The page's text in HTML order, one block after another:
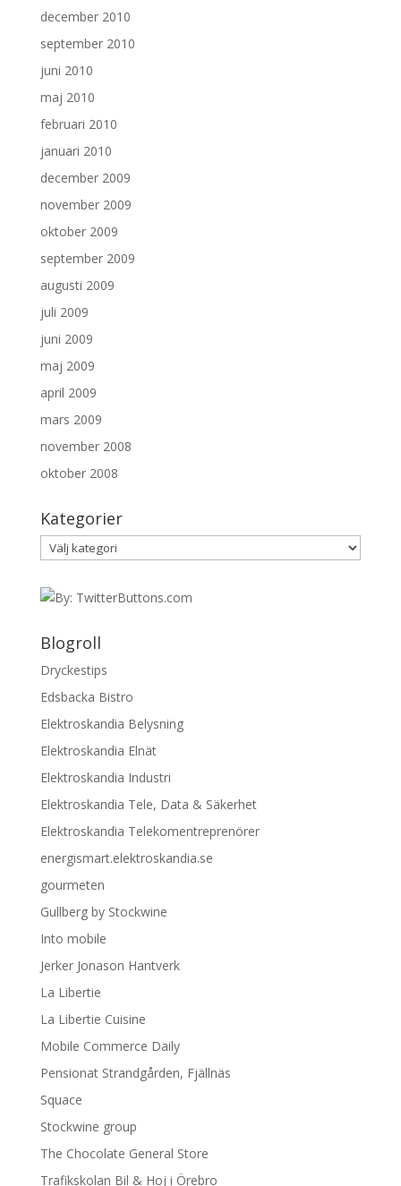
december 2010
september 2010
juni 2010
maj 2010
februari 2010
januari 2010
december 2009
november 2009
oktober 2009
september 2009
augusti 2009
juli 2009
juni 2009
maj 2009
april 2009
mars 2009
november 2008
oktober 2008
Kategorier
Kategorier
Blogroll
Dryckestips
Edsbacka Bistro
Elektroskandia Belysning
Elektroskandia Elnät
Elektroskandia Industri
Elektroskandia Tele, Data & Säkerhet
Elektroskandia Telekomentreprenörer
energismart.elektroskandia.se
gourmeten
Gullberg by Stockwine
Into mobile
Jerker Jonason Hantverk
La Libertie
La Libertie Cuisine
Mobile Commerce Daily
Pensionat Strandgården, Fjällnäs
Squace
Stockwine group
The Chocolate General Store
Trafikskolan Bil & Hoj i Örebro